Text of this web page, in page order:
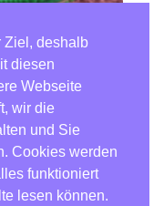
Ziel, deshalb
diesen
Webseite
wir die
und Sie
Cookies werden
funktioniert
lesen können.